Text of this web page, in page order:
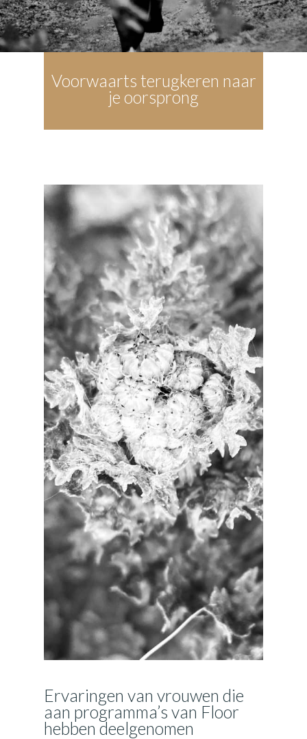
Voorwaarts terugkeren naar
je oorsprong
Ervaringen van vrouwen die
aan programma’s van Floor
hebben deelgenomen